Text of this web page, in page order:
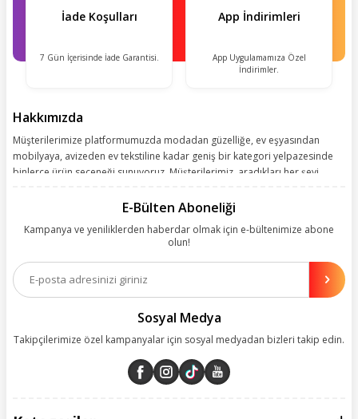
İade Koşulları
7 Gün İçerisinde İade Garantisi.
App İndirimleri
App Uygulamamıza Özel
İndirimler.
Hakkımızda
Müşterilerimize platformumuzda modadan güzelliğe, ev eşyasından
mobilyaya, avizeden ev tekstiline kadar geniş bir kategori yelpazesinde
binlerce ürün seçeneği sunuyoruz. Müşterilerimiz, aradıkları her şeyi
kolay, kusursuz ve keyifli bir alışveriş yolculuğu sunarken deneyiminize
olanakları sunuyoruz. Çalışmalarımızı müşterilerimizin memnuniyetini
esas alarak yürütüyoruz.
E-Bülten Aboneliği
Kampanya ve yeniliklerden haberdar olmak için e-bültenimize abone
olun!
Sosyal Medya
Takipçilerimize özel kampanyalar için sosyal medyadan bizleri takip edin.